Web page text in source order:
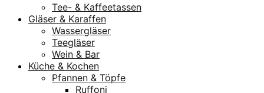
Tee- & Kaffeetassen
Gläser & Karaffen
Wassergläser
Teegläser
Wein & Bar
Küche & Kochen
Pfannen & Töpfe
Ruffoni